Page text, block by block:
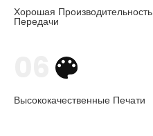
Хорошая Производительность
Передачи
Высококачественные Печати